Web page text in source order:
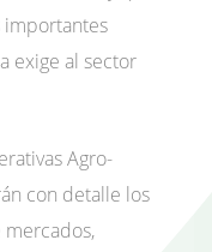
importantes
exige al sector
Agro-
con detalle los
mercados,